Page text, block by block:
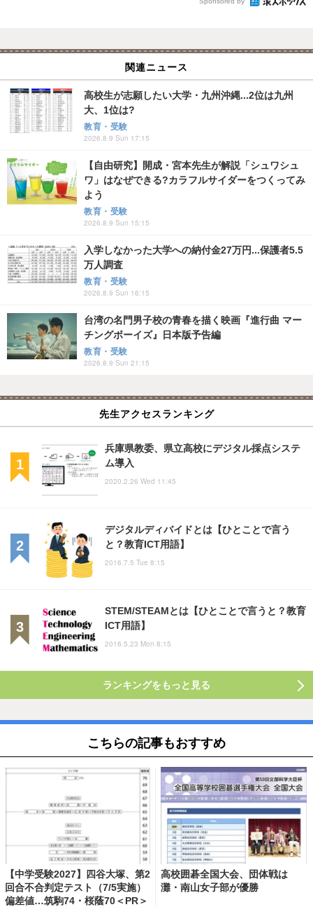
関連ニュース
高校生が志願したい大学・九州沖縄...2位は九州
大、1位は?
教育・受験
2026.8.9 Sun 17:15
【自由研究】開成・宮本先生が解説「シュワシュ
ワ」はなぜできる?カラフルサイダーをつくってみ
よう
教育・受験
2026.8.9 Sun 15:15
入学しなかった大学への納付金27万円...保護者5.5
万人調査
教育・受験
2026.8.9 Sun 16:15
台湾の名門男子校の青春を描く映画『進行曲 マー
チングボーイズ』日本版予告編
教育・受験
2026.8.9 Sun 21:15
先生アクセスランキング
兵庫県教委、県立高校にデジタル採点システ
ム導入
2020.2.26 Wed 11:45
デジタルディバイドとは【ひとことで言う
と？教育ICT用語】
2016.7.5 Tue 8:15
STEM/STEAMとは【ひとことで言うと？教育
ICT用語】
2016.5.23 Mon 8:15
ランキングをもっと見る
こちらの記事もおすすめ
【中学受験2027】四谷大塚、第2
回合不合判定テスト（7/5実施）
偏差値…筑駒74・桜蔭70＜PR＞
高校囲碁全国大会、団体戦は
灘・南山女子部が優勝